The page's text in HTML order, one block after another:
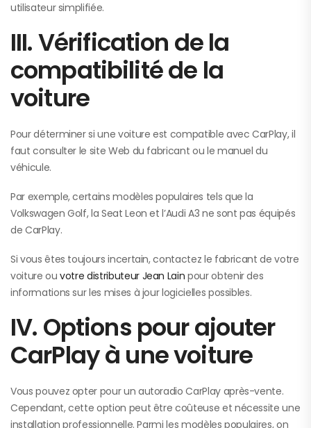
utilisateur simplifiée.
III. Vérification de la
compatibilité de la
voiture
Pour déterminer si une voiture est compatible avec CarPlay, il
faut consulter le site Web du fabricant ou le manuel du
véhicule.
Par exemple, certains modèles populaires tels que la
Volkswagen Golf, la Seat Leon et l’Audi A3 ne sont pas équipés
de CarPlay.
Si vous êtes toujours incertain, contactez le fabricant de votre
voiture ouvotre distributeur Jean Lain pour obtenir des
informations sur les mises à jour logicielles possibles.
IV. Options pour ajouter
CarPlay à une voiture
Vous pouvez opter pour un autoradio CarPlay après-vente.
Cependant, cette option peut être coûteuse et nécessite une
installation professionnelle. Parmi les modèles populaires, on